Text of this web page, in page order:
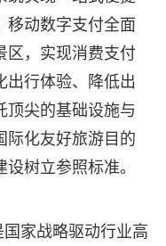
移动数字支付全面
区，实现消费支付
出行体验、降低出
顶尖的基础设施与
际化友好旅游目的
树立参照标准。
家战略驱动行业高